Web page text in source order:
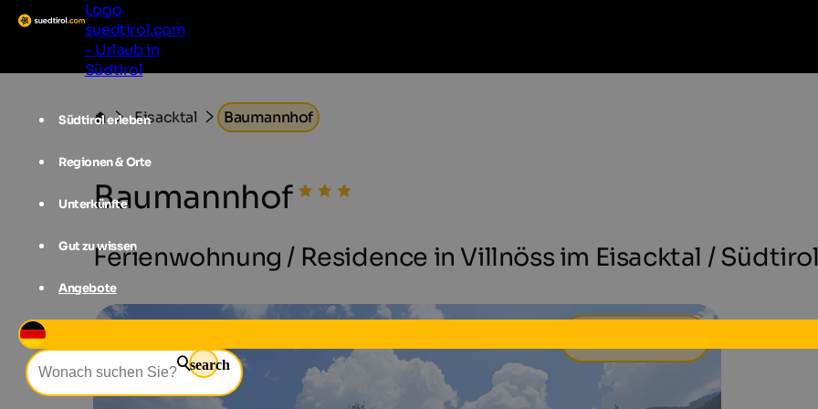
Logo
suedtirol.com
- Urlaub in
Südtirol
Südtirol erleben
Regionen & Orte
Unterkünfte
Gut zu wissen
Angebote
search
Eisacktal Baumannhof
Baumannhof
Ferienwohnung / Residence in Villnöss im Eisacktal /